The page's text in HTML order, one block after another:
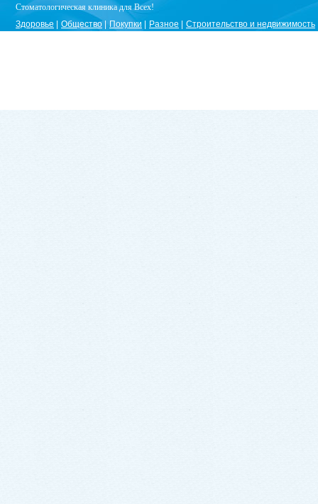
Стоматологическая клиника для Всех!
Здоровье
Общество Покупки Разное Строительство и недвижимость